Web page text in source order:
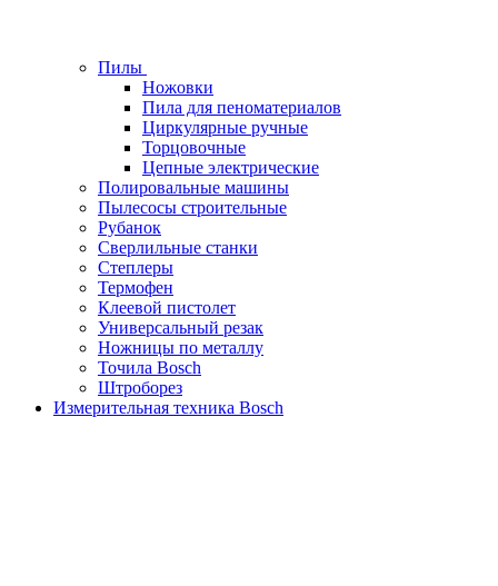
Пилы
Ножовки
Пила для пеноматериалов
Циркулярные ручные
Торцовочные
Цепные электрические
Полировальные машины
Пылесосы cтроительные
Рубанок
Сверлильные станки
Степлеры
Термофен
Клеевой пистолет
Универсальный резак
Ножницы по металлу
Точила Bosch
Штроборез
Измерительная техника Bosch